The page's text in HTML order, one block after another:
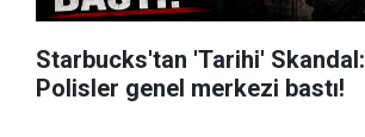
Starbucks'tan 'Tarihi' Skandal:
Polisler genel merkezi bastı!